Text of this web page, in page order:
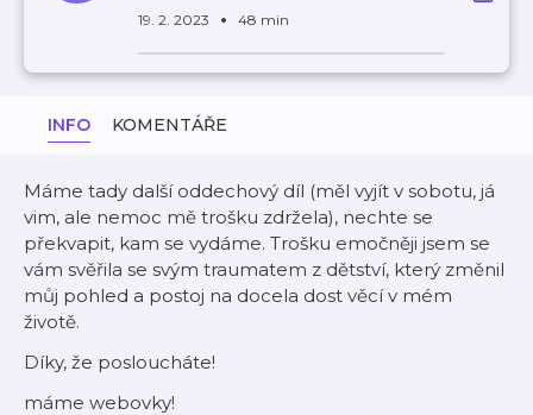
19. 2. 2023 48 min
INFO KOMENTÁŘE
Máme tady další oddechový díl (měl vyjít v sobotu, já
vim, ale nemoc mě trošku zdržela), nechte se
překvapit, kam se vydáme. Trošku emočněji jsem se
vám svěřila se svým traumatem z dětství, který změnil
můj pohled a postoj na docela dost věcí v mém
životě.
Díky, že posloucháte!
máme webovky!